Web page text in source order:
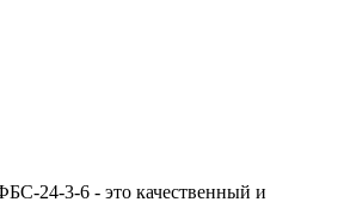
24-3-6 - это качественный и